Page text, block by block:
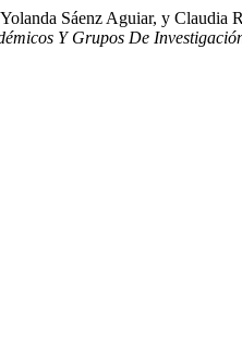
Sáenz Aguiar, y
Y Grupos De